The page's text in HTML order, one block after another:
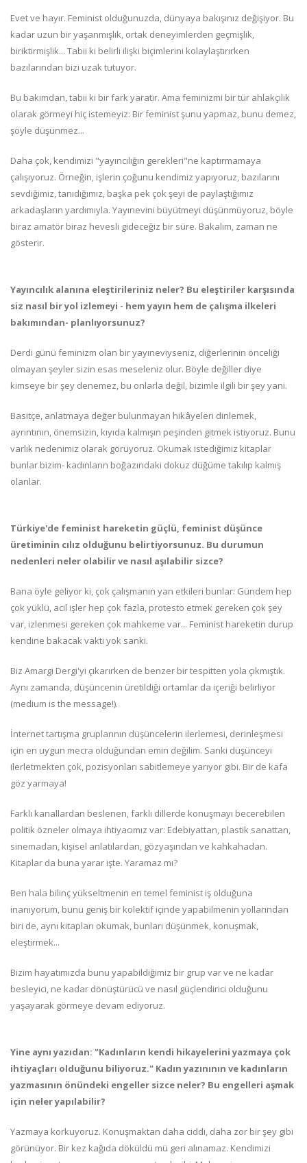
Evet ve hayır. Feminist olduğunuzda, dünyaya bakışınız değişiyor. Bu
kadar uzun bir yaşanmışlık, ortak deneyimlerden geçmişlik,
biriktirmişlik... Tabii ki belirli ilişki biçimlerini kolaylaştırırken
bazılarından bizi uzak tutuyor.
Bu bakımdan, tabii ki bir fark yaratır. Ama feminizmi bir tür ahlakçılık
olarak görmeyi hiç istemeyiz: Bir feminist şunu yapmaz, bunu demez,
şöyle düşünmez...
Daha çok, kendimizi "yayıncılığın gerekleri"ne kaptırmamaya
çalışıyoruz. Örneğin, işlerin çoğunu kendimiz yapıyoruz, bazılarını
sevdiğimiz, tanıdığımız, başka pek çok şeyi de paylaştığımız
arkadaşların yardımıyla. Yayınevini büyütmeyi düşünmüyoruz, böyle
biraz amatör biraz hevesli gideceğiz bir süre. Bakalım, zaman ne
gösterir.
Yayıncılık alanına eleştirileriniz neler? Bu eleştiriler karşısında
siz nasıl bir yol izlemeyi - hem yayın hem de çalışma ilkeleri
bakımından- planlıyorsunuz?
Derdi günü feminizm olan bir yayıneviyseniz, diğerlerinin önceliği
olmayan şeyler sizin esas meseleniz olur. Böyle değiller diye
kimseye bir şey denemez, bu onlarla değil, bizimle ilgili bir şey yani.
Basitçe, anlatmaya değer bulunmayan hikâyeleri dinlemek,
ayrıntının, önemsizin, kıyıda kalmışın peşinden gitmek istiyoruz. Bunu
varlık nedenimiz olarak görüyoruz. Okumak istediğimiz kitaplar
bunlar bizim- kadınların boğazındaki dokuz düğüme takılıp kalmış
olanlar.
Türkiye'de feminist hareketin güçlü, feminist düşünce
üretiminin cılız olduğunu belirtiyorsunuz. Bu durumun
nedenleri neler olabilir ve nasıl aşılabilir sizce?
Bana öyle geliyor ki, çok çalışmanın yan etkileri bunlar: Gündem hep
çok yüklü, acil işler hep çok fazla, protesto etmek gereken çok şey
var, izlenmesi gereken çok mahkeme var... Feminist hareketin durup
kendine bakacak vakti yok sanki.
Biz Amargi Dergi'yi çıkarırken de benzer bir tespitten yola çıkmıştık.
Aynı zamanda, düşüncenin üretildiği ortamlar da içeriği belirliyor
(medium is the message!).
İnternet tartışma gruplarının düşüncelerin ilerlemesi, derinleşmesi
için en uygun mecra olduğundan emin değilim. Sanki düşünceyi
ilerletmekten çok, pozisyonları sabitlemeye yarıyor gibi. Bir de kafa
göz yarmaya!
Farklı kanallardan beslenen, farklı dillerde konuşmayı becerebilen
politik özneler olmaya ihtiyacımız var: Edebiyattan, plastik sanattan,
sinemadan, kişisel anlatılardan, gözyaşından ve kahkahadan.
Kitaplar da buna yarar işte. Yaramaz mı?
Ben hala bilinç yükseltmenin en temel feminist iş olduğuna
inanıyorum, bunu geniş bir kolektif içinde yapabilmenin yollarından
biri de, aynı kitapları okumak, bunları düşünmek, konuşmak,
eleştirmek...
Bizim hayatımızda bunu yapabildiğimiz bir grup var ve ne kadar
besleyici, ne kadar dönüştürücü ve nasıl güçlendirici olduğunu
yaşayarak görmeye devam ediyoruz.
Yine aynı yazıdan: "Kadınların kendi hikayelerini yazmaya çok
ihtiyaçları olduğunu biliyoruz." Kadın yazınının ve kadınların
yazmasının önündeki engeller sizce neler? Bu engelleri aşmak
için neler yapılabilir?
Yazmaya korkuyoruz. Konuşmaktan daha ciddi, daha zor bir şey gibi
görünüyor. Bir kez kağıda döküldü mü geri alınamaz. Kendimizi